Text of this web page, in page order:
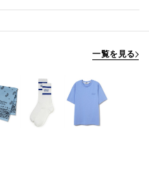
一覧を見る